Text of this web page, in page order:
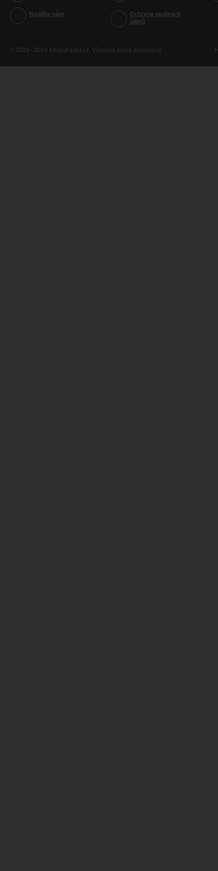
Napište nám
Ochrana osobních
údajů
© 2002 - 2016 fotopatracka.cz. Všechna práva vyhrazena